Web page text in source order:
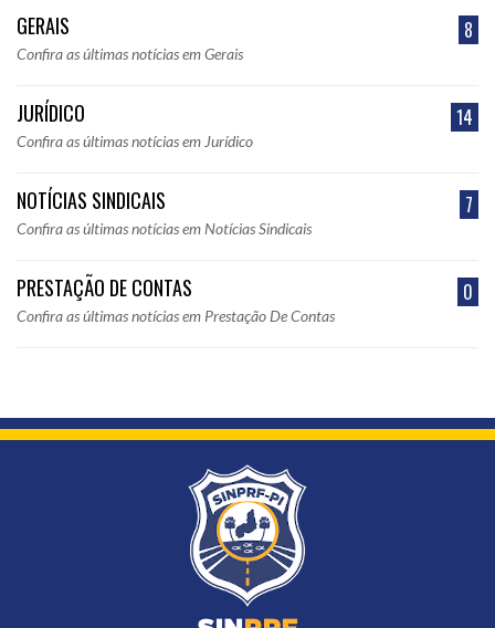
GERAIS 8
Confira as últimas notícias em Gerais
JURÍDICO 14
Confira as últimas notícias em Jurídico
NOTÍCIAS SINDICAIS 7
Confira as últimas notícias em Notícias Sindicais
PRESTAÇÃO DE CONTAS 0
Confira as últimas notícias em Prestação De Contas